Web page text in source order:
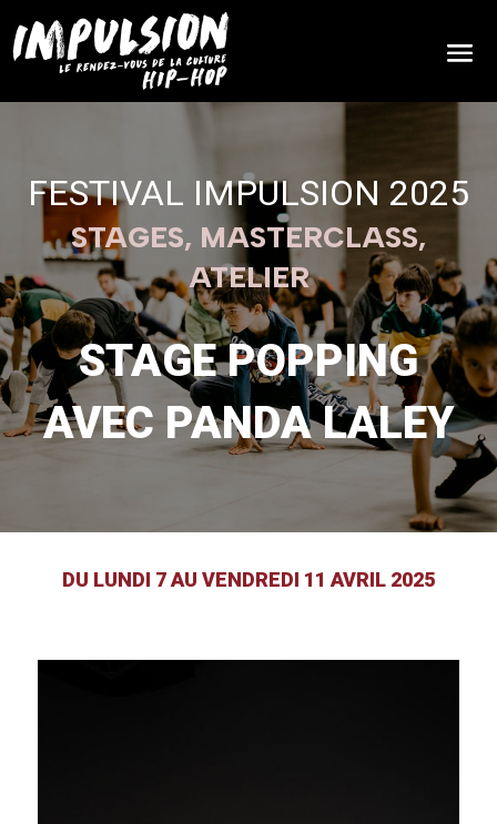
FESTIVAL IMPULSION 2025
STAGES, MASTERCLASS,
ATELIER
STAGE POPPING
AVEC PANDA LALEY
DU LUNDI 7 AU VENDREDI 11 AVRIL 2025